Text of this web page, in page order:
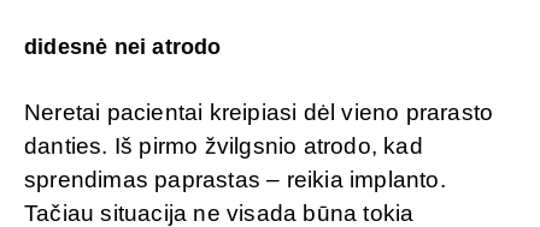
didesnė nei atrodo
Neretai pacientai kreipiasi dėl vieno prarasto
danties. Iš pirmo žvilgsnio atrodo, kad
sprendimas paprastas – reikia implanto.
Tačiau situacija ne visada būna tokia